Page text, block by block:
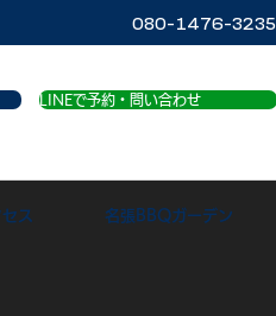
ス 名張BBQガーデン
080-1476-3235
LINEで予約・問い合わせ